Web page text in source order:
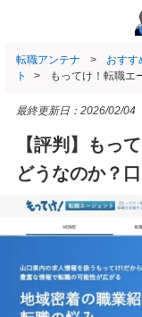
転職アンテナ おすす
ト
もってけ！転職エ
最終更新日： 2026/02/04
【評判】もっ
どうなのか？